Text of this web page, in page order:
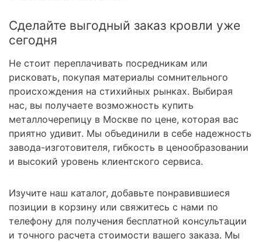
Сделайте выгодный заказ кровли уже
сегодня
Не стоит переплачивать посредникам или
рисковать, покупая материалы сомнительного
происхождения на стихийных рынках. Выбирая
нас, вы получаете возможность купить
металлочерепицу в Москве по цене, которая вас
приятно удивит. Мы объединили в себе надежность
завода-изготовителя, гибкость в ценообразовании
и высокий уровень клиентского сервиса.
Изучите наш каталог, добавьте понравившиеся
позиции в корзину или свяжитесь с нами по
телефону для получения бесплатной консультации
и точного расчета стоимости вашего заказа. Мы